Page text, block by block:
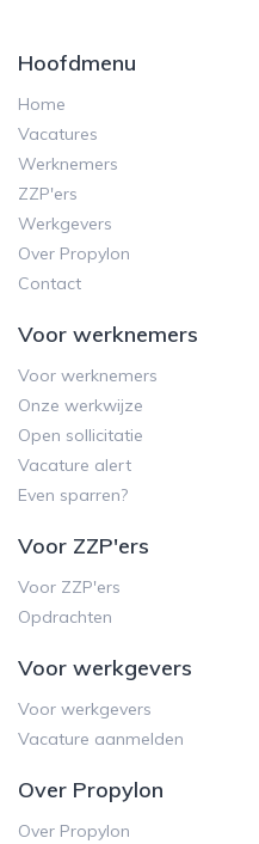
Hoofdmenu
Home
Vacatures
Werknemers
ZZP'ers
Werkgevers
Over Propylon
Contact
Voor werknemers
Voor werknemers
Onze werkwijze
Open sollicitatie
Vacature alert
Even sparren?
Voor ZZP'ers
Voor ZZP'ers
Opdrachten
Voor werkgevers
Voor werkgevers
Vacature aanmelden
Over Propylon
Over Propylon